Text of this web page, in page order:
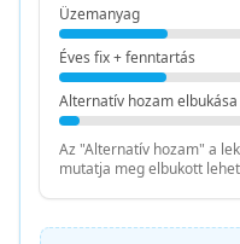
Üzemanyag
Éves fix + fenntartás
Alternatív hozam elbukása
Az "Alternatív hozam" a
mutatja meg elbukott